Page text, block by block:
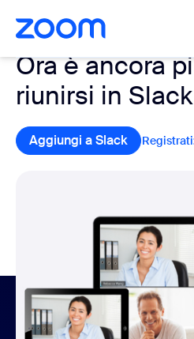
principale
di assistenza
Ora è ancora
riunirsi in Slack
Aggiungi a Slack